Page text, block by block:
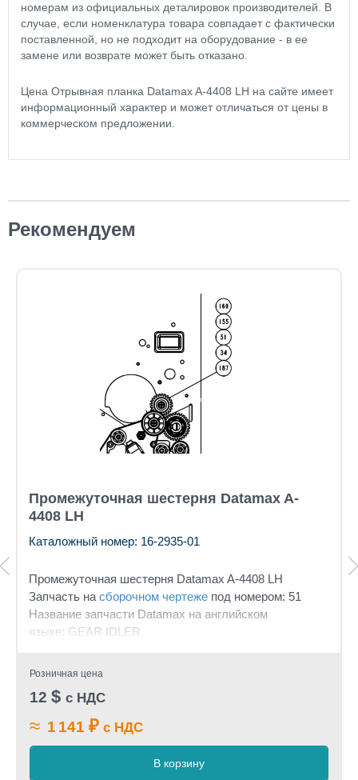
номерам из официальных деталировок производителей. В
случае, если номенклатура товара совпадает с фактически
поставленной, но не подходит на оборудование - в ее
замене или возврате может быть отказано.
Цена Отрывная планка Datamax A-4408 LH на сайте имеет
информационный характер и может отличаться от цены в
коммерческом предложении.
Рекомендуем
Промежуточная шестерня Datamax A-
4408 LH
Каталожный номер: 16-2935-01
Промежуточная шестерня Datamax A-4408 LH
Запчасть на сборочном чертеже под номером: 51
Название запчасти Datamax на английском
языке: GEAR IDLER
Розничная цена
12 $ с НДС
≈ 1 141 ₽ с НДС
В корзину